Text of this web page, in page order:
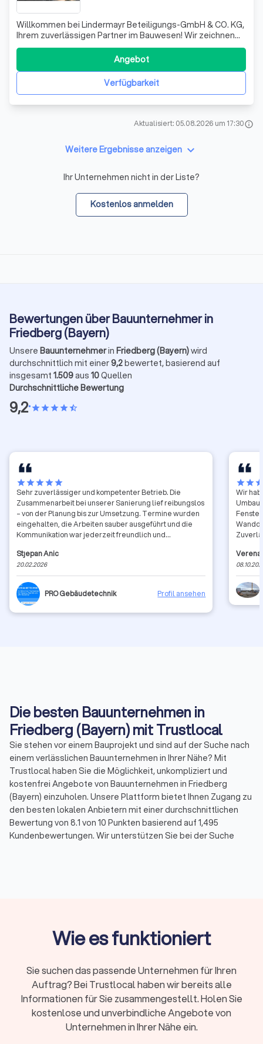
Willkommen bei Lindermayr Beteiligungs-GmbH & CO. KG,
Ihrem zuverlässigen Partner im Bauwesen! Wir zeichnen
uns durch unsere langjährige Erfahrung und unser
Engagement für höchste Qualität aus. Unser Team von
Fachleuten bringt nicht nur technisches Know-how,
sondern auch kreative Lösungen, um Ihre B
Verfügbarkeit
Angebot
Aktualisiert: 05.08.2026 um 17:30info
Weitere Ergebnisse anzeigen keyboard_arrow_down
Ihr Unternehmen nicht in der Liste?
Kostenlos anmelden
Bewertungen über Bauunternehmer in
Friedberg (Bayern)
Unsere Bauunternehmerin Friedberg (Bayern)wird
durchschnittlich mit einer9,2bewertet, basierend auf
insgesamt 1.509aus 10Quellen
Durchschnittliche Bewertung
9,2•starstarstarstarstar_half
starstarstarstarstar
Sehr zuverlässiger und kompetenter Betrieb. Die
Zusammenarbeit bei unserer Sanierung lief reibungslos
– von der Planung bis zur Umsetzung. Termine wurden
eingehalten, die Arbeiten sauber ausgeführt und die
Kommunikation war jederzeit freundlich und
Stjepan Anic
20.02.2026
PRO Gebäudetechnik Profil ansehen
starstar
Wir
im
Die besten Bauunternehmen in
Friedberg (Bayern) mit Trustlocal
Sie stehen vor einem Bauprojekt und sind auf der Suche nach
einem verlässlichen Bauunternehmen in Ihrer Nähe? Mit
Trustlocal haben Sie die Möglichkeit, unkompliziert und
kostenfrei Angebote von Bauunternehmen in Friedberg
(Bayern) einzuholen. Unsere Plattform bietet Ihnen Zugang zu
den besten lokalen Anbietern mit einer durchschnittlichen
Bewertung von 8.1 von 10 Punkten basierend auf 1,495
Kundenbewertungen. Wir unterstützen Sie bei der Suche
Bauunternehmen zeichnet sich durch Erfahrung und
umfassende Fachkompetenz aus. Suchen Sie gezielt
ähnlicher Art in Friedberg (Bayern) realisiert haben.
Qualität der Arbeit:Die Qualität der Arbeit eines
Bauunternehmens ist entscheidend für den Erfolg Ihres
Projekts. Achten Sie daher auf Referenzen und
Bewertungen anderer Kunden, um sich ein Bild von der
Arbeitsqualität des Unternehmens zu machen.
Wie es funktioniert
Sie suchen das passende Unternehmen für Ihren
Auftrag? Bei Trustlocal haben wir bereits alle
Informationen für Sie zusammengestellt. Holen Sie
kostenlose und unverbindliche Angebote von
Unternehmen in Ihrer Nähe ein.